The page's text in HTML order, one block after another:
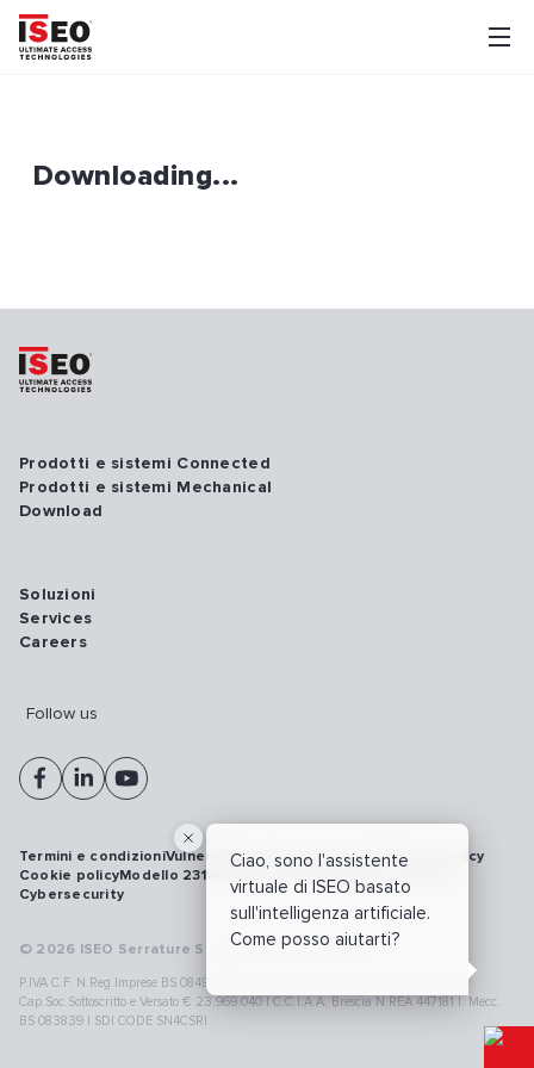
Downloading...
Ciao, sono l'assistente
virtuale di ISEO basato
sull'intelligenza artificiale.
Come posso aiutarti?
Prodotti e sistemi Connected
Prodotti e sistemi Mechanical
Download
Soluzioni
Services
Careers
Follow us
© 2026 ISEO Serrature S.p.A. All right reserved
P.IVA C.F. N.Reg.Imprese BS 08499190018 | Cap.Soc.Deliberato € 24.340.965 |
Cap.Soc.Sottoscritto e Versato € 23.969.040 | C.C.I.A.A. Brescia N.REA 447181 |. Mecc.
BS 083839 | SDI CODE SN4CSRI
Termini e condizioniVulnerability disclosure policyPrivacy policy
Cookie policyModello 231WhistleblowingRichiamo prodotti
Cybersecurity